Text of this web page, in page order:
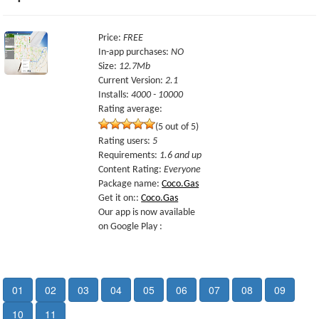
Price:FREE
In-app purchases:NO
Size: 12.7Mb
Current Version:2.1
Installs:4000 - 10000
Rating average:
(5 out of 5)
Rating users: 5
Requirements: 1.6 and up
Content Rating:Everyone
Package name:Coco.Gas
Get it on::Coco.Gas
Our app is now available
on Google Play :
01 02 03 04 05 06 07 08
09
10
11